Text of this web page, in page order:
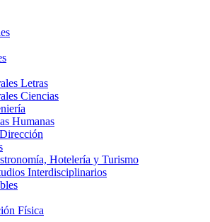
Letras
Ciencias
Humanas
Hotelería y Turismo
Interdisciplinarios
Física